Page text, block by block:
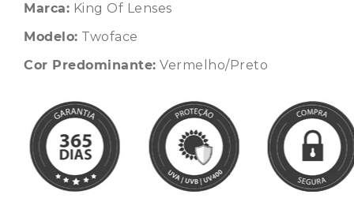
Marca: King Of Lenses
Modelo: Twoface
Cor Predominante: Vermelho/Preto